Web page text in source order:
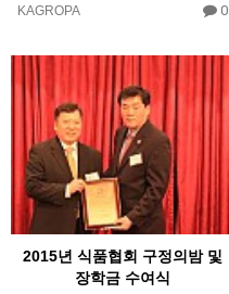
KAGROPA 0
2015년 식품협회 구정의밤 및
장학금 수여식